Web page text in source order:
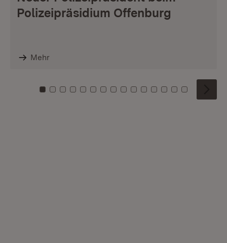
Polizeipräsidium Offenburg
Mehr
Zu Kachel: 0
Zu Kachel: 1
Zu Kachel: 2
Zu Kachel: 3
Zu Kachel: 4
Zu Kachel: 5
Zu Kachel: 6
Zu Kachel: 7
Zu Kachel: 8
Zu Kachel: 9
Zu Kachel: 10
Zu Kachel: 11
Zu Kachel: 12
Zu Kachel:
Zu